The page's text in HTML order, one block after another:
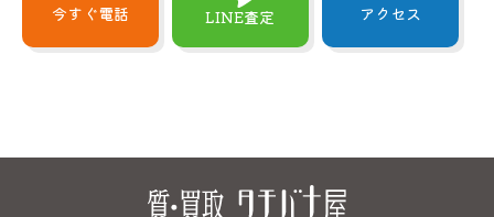
今すぐ電話 LINE査定 アクセス